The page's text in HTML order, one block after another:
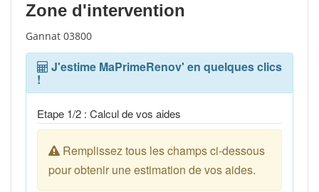
Zone d'intervention
Gannat 03800